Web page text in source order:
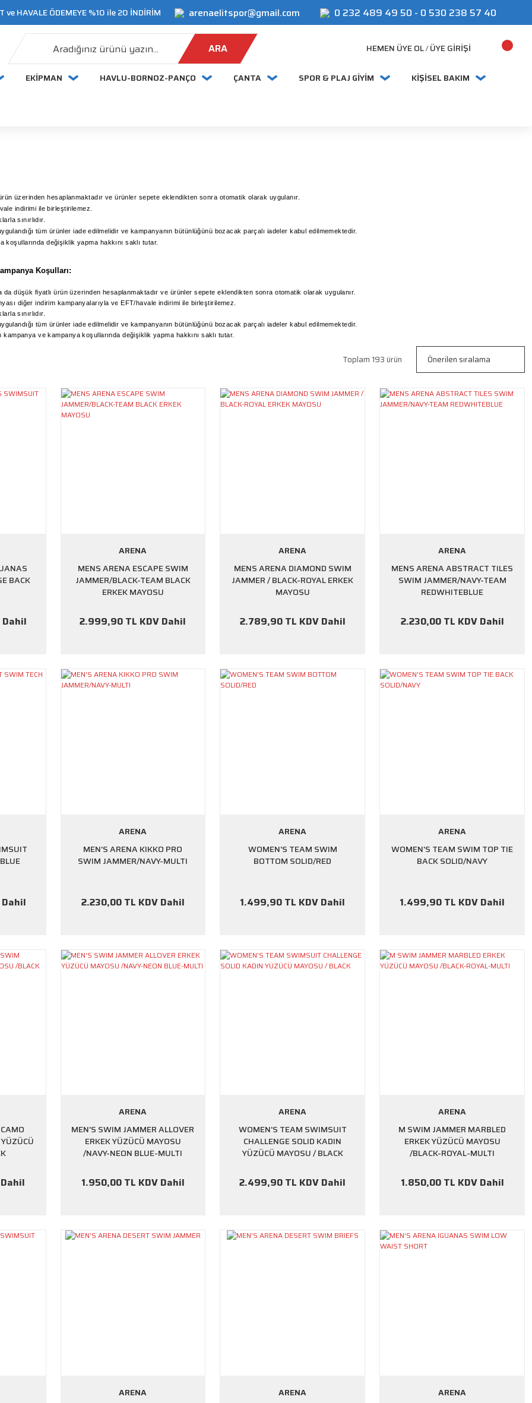
HAVALE ÖDEMEYE %10 ile 20 İNDİRİM arenaelitspor@gmail.com 0 232 489 49 50 - 0 530 238 57 40
ARA HEMEN ÜYE OL/ ÜYE GIRIŞI
EKİPMAN HAVLU-BORNOZ-PANÇO ÇANTA SPOR & PLAJ GİYİM KİŞİSEL BAKIM
üzerinden hesaplanmaktadır ve ürünler sepete eklendikten sonra otomatik olarak uygulanır.
indirimi ile birleştirilemez.
sınırlıdır.
tüm ürünler iade edilmelidir ve kampanyanın bütünlüğünü bozacak parçalı iadeler kabul edilmemektedir.
değişiklik yapma hakkını saklı tutar.
Koşulları:
düşük fiyatlı ürün üzerinden hesaplanmaktadır ve ürünler sepete eklendikten sonra otomatik olarak uygulanır.
diğer indirim kampanyalarıyla ve EFT/havale indirimi ile birleştirilemez.
sınırlıdır.
tüm ürünler iade edilmelidir ve kampanyanın bütünlüğünü bozacak parçalı iadeler kabul edilmemektedir.
ve kampanya koşullarında değişiklik yapma hakkını saklı tutar.
Toplam 193 ürün
BACK
ARENA
MENS ARENA ESCAPE SWIM
JAMMER/BLACK-TEAM BLACK
ERKEK MAYOSU
2.999,90 TL KDV Dahil
ARENA
MENS ARENA DIAMOND SWIM
JAMMER / BLACK-ROYAL ERKEK
MAYOSU
2.789,90 TL KDV Dahil
ARENA
MENS ARENA ABSTRACT TILES
SWIM JAMMER/NAVY-TEAM
REDWHITEBLUE
2.230,00 TL KDV Dahil
ARENA
MEN'S ARENA KIKKO PRO
SWIM JAMMER/NAVY-MULTI
2.230,00 TL KDV Dahil
ARENA
WOMEN'S TEAM SWIM
BOTTOM SOLID/RED
1.499,90 TL KDV Dahil
ARENA
WOMEN'S TEAM SWIM TOP TIE
BACK SOLID/NAVY
1.499,90 TL KDV Dahil
ARENA
MEN'S SWIM JAMMER ALLOVER
ERKEK YÜZÜCÜ MAYOSU
/NAVY-NEON BLUE-MULTI
1.950,00 TL KDV Dahil
ARENA
WOMEN'S TEAM SWIMSUIT
CHALLENGE SOLID KADIN
YÜZÜCÜ MAYOSU / BLACK
2.499,90 TL KDV Dahil
ARENA
M SWIM JAMMER MARBLED
ERKEK YÜZÜCÜ MAYOSU
/BLACK-ROYAL-MULTI
1.850,00 TL KDV Dahil
ARENA
ARENA
ARENA